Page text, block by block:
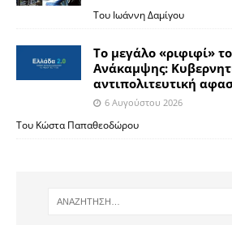
Του Ιωάννη Δαμίγου
Το μεγάλο «ριφιφί»
Ανάκαμψης:
αντιπολιτευτική
6 Αυγούστου 2026
Του Κώστα Παπαθεοδώρου